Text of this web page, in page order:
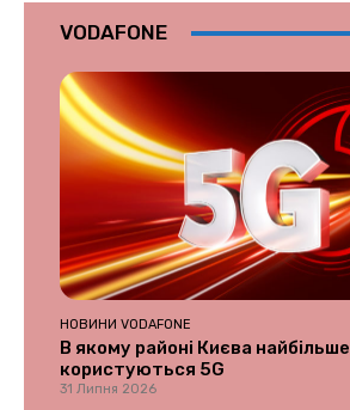
VODAFONE
НОВИНИ VODAFONE
В якому районі Києва найбільше
користуються 5G
31 Липня 2026